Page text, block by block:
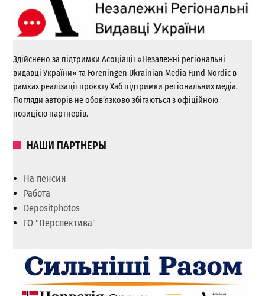
Здійснено за підтримки Асоціації «Незалежні регіональні
видавці України» та Foreningen Ukrainian Media Fund Nordic в
рамках реалізації проєкту Хаб підтримки регіональних медіа.
Погляди авторів не обов’язково збігаються з офіційною
позицією партнерів.
НАШИ ПАРТНЕРЫ
На пенсии
Работа
Depositphotos
ГО "Перспектива"